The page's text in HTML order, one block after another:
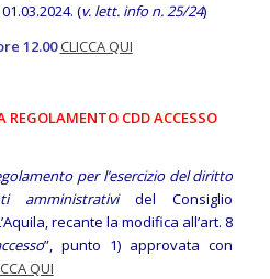
(v. lett. info n. 25/24)
12.00CLICCA QUI
REGOLAMENTO CDD ACCESSO
per l’esercizio del diritto
amministratividel Consiglio
recante la modifica all’art. 8
”, punto 1) approvata con
QUI